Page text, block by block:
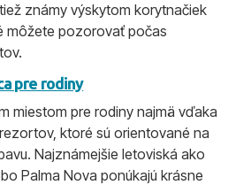
známy výskytom korytnačiek
môžete pozorovať počas
pre rodiny
miestom pre rodiny najmä vďaka
ktoré sú orientované na
Najznámejšie letoviská ako
Palma Nova ponúkajú krásne